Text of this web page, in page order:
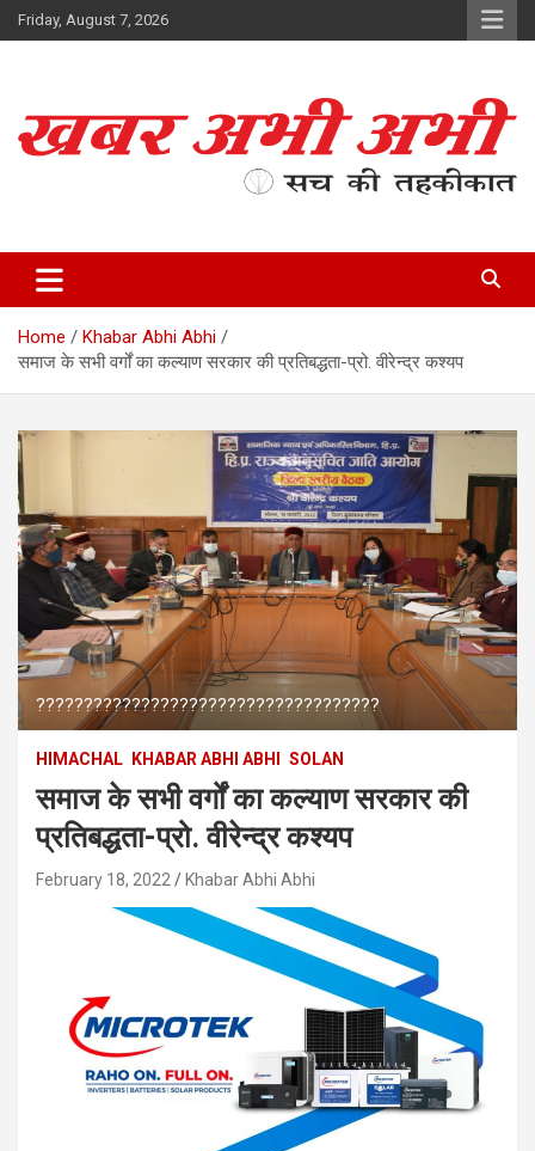
Skip
to
Friday, August 7, 2026
Home
Khabar Abhi Abhi
समाज के सभी वर्गों का कल्याण सरकार की प्रतिबद्धता-प्रो. वीरेन्द्र कश्यप
????????????????????????????????????
HIMACHAL KHABAR ABHI ABHI SOLAN
समाज के सभी वर्गों का कल्याण सरकार की
प्रतिबद्धता-प्रो. वीरेन्द्र कश्यप
February 18, 2022 Khabar Abhi Abhi